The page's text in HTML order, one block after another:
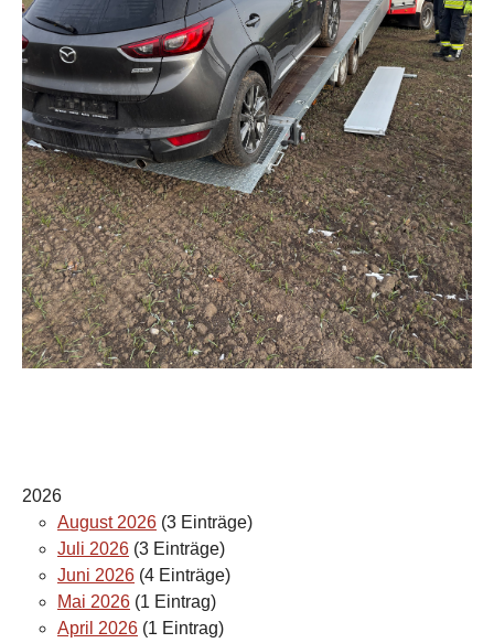
2026
August 2026 (3 Einträge)
Juli 2026 (3 Einträge)
Juni 2026 (4 Einträge)
Mai 2026 (1 Eintrag)
April 2026 (1 Eintrag)